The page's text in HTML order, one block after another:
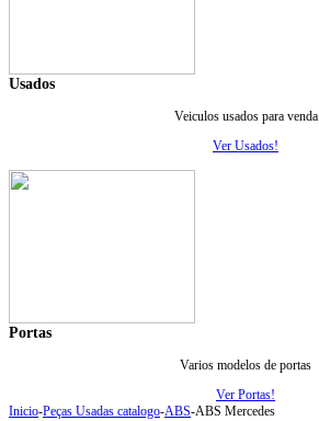
Usados
Veiculos usados para venda
Ver Usados!
Portas
Varios modelos de portas
Ver Portas!
Inicio-Peças Usadas catalogo-ABS-ABS Mercedes